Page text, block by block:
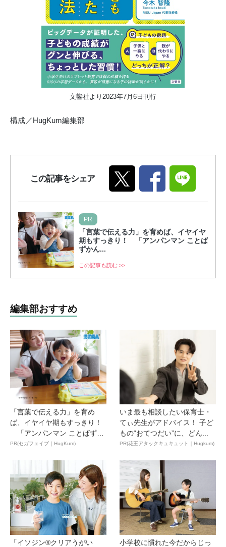
文響社より2023年7月6日刊行
構成／HugKum編集部
この記事をシェア
PR
「言葉で伝える力」を育めば、イヤイヤ
期もすっきり！ 「アンパンマン ことば
ずかん...
この記事も読む >>
編集部おすすめ
「言葉で伝える力」を育め
ば、イヤイヤ期もすっきり！
「アンパンマン ことばずか
ん...
PR(セガフェイブ｜HugKum)
いま最も相談したい保育士・
てぃ先生がアドバイス！ 子ど
もの“おてつだい”に、どん...
PR(花王アタックキュキュット｜Hugkum)
「イソジン®クリアうがい
小学校に慣れた今だからじっ